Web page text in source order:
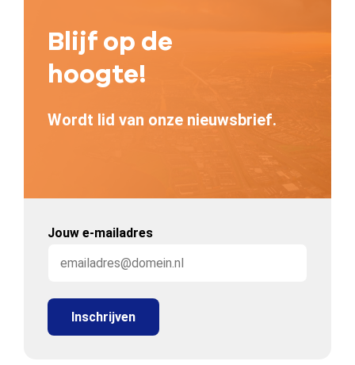
Blijf op de
hoogte!
Wordt lid van onze nieuwsbrief.
Jouw e-mailadres